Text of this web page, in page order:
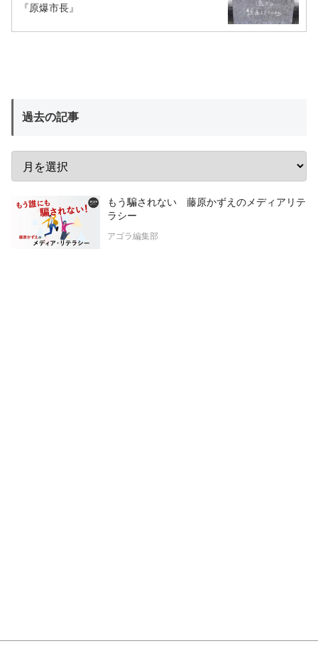
『原爆市長』
過去の記事
もう騙されない 藤原かずえのメディアリテ
ラシー
アゴラ編集部